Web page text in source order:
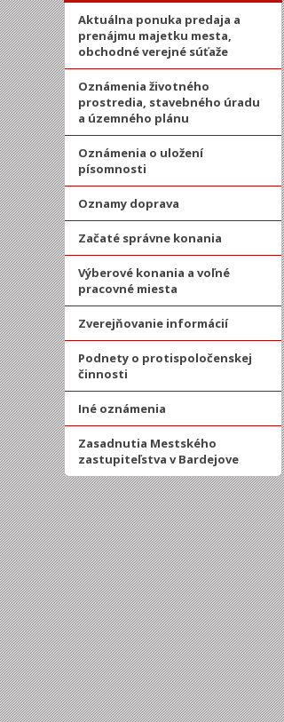
Aktuálna ponuka predaja a
prenájmu majetku mesta,
obchodné verejné súťaže
Oznámenia životného
prostredia, stavebného úradu
a územného plánu
Oznámenia o uložení
písomnosti
Oznamy doprava
Začaté správne konania
Výberové konania a voľné
pracovné miesta
Zverejňovanie informácií
Podnety o protispoločenskej
činnosti
Iné oznámenia
Zasadnutia Mestského
zastupiteľstva v Bardejove